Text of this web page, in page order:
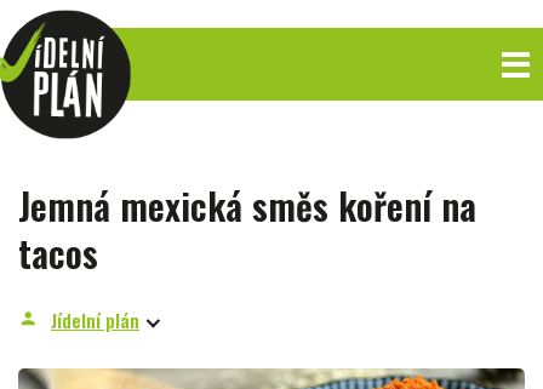
Jemná mexická směs koření na
tacos
person Jídelní plán